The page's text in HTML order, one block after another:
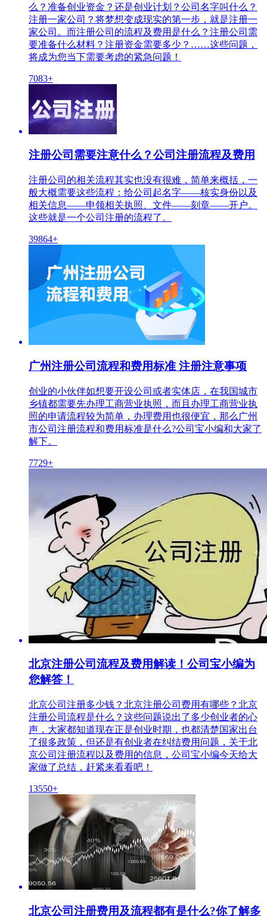
么？准备创业资金？还是创业计划？公司名字叫什么？
注册一家公司？将梦想变成现实的第一步，就是注册一
家公司。而注册公司的流程及费用是什么？注册公司需
要准备什么材料？注册资金需要多少？……这些问题，
将成为您当下需要考虑的紧急问题！
7083+
注册公司需要注意什么？公司注册流程及费用
注册公司的相关流程其实也没有很难，简单来概括，一
般大概需要这些流程：给公司起名字——核实身份以及
相关信息——申领相关执照、文件——刻章——开户。
这些就是一个公司注册的流程了。
39864+
广州注册公司流程和费用标准 注册注意事项
创业的小伙伴如想要开设公司或者实体店，在我国城市
乡镇都需要先办理工商营业执照，而且办理工商营业执
照的申请流程较为简单，办理费用也很便宜，那么广州
市公司注册流程和费用标准是什么?公司宝小编和大家了
解下。
7729+
北京注册公司流程及费用解读！公司宝小编为
您解答！
北京公司注册多少钱？北京注册公司费用有哪些？北京
注册公司流程是什么？这些问题说出了多少创业者的心
声，大家都知道现在正是创业时期，也都清楚国家出台
了很多政策，但还是有创业者在纠结费用问题，关于北
京公司注册流程以及费用的信息，公司宝小编今天给大
家做了总结，赶紧来看看吧！
13550+
北京公司注册费用及流程都有是什么?你了解多